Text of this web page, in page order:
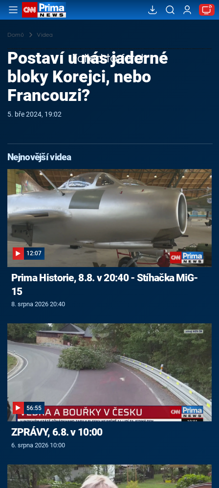
Domů Videa
Failed to fetch
Postaví u nás jaderné
bloky Korejci, nebo
Francouzi?
5. bře 2024, 19:02
Nejnovější videa
12:07
Prima Historie, 8.8. v 20:40 - Stíhačka MiG-
15
8. srpna 2026 20:40
56:55
ZPRÁVY, 6.8. v 10:00
6. srpna 2026 10:00